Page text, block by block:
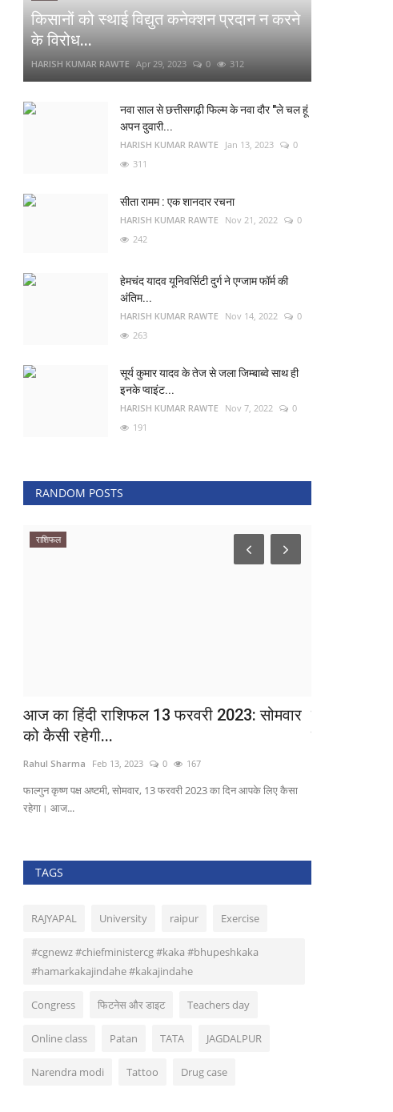
किसानों को स्थाई विद्युत कनेक्शन प्रदान न करने
के विरोध...
HARISH KUMAR RAWTE Apr 29, 2023 0 312
नवा साल से छत्तीसगढ़ी फिल्म के नवा दौर "ले चल हूं
अपन दुवारी...
HARISH KUMAR RAWTE Jan 13, 2023
0
311
सीता रामम : एक शानदार रचना
HARISH KUMAR RAWTE Nov 21, 2022
0
242
हेमचंद यादव यूनिवर्सिटी दुर्ग ने एग्जाम फॉर्म की
अंतिम...
HARISH KUMAR RAWTE Nov 14, 2022
0
263
सूर्य कुमार यादव के तेज से जला जिम्बाब्वे साथ ही
इनके प्वाइंट...
HARISH KUMAR RAWTE Nov 7, 2022
0
191
RANDOM POSTS
राशिफल
आज का हिंदी राशिफल 13 फरवरी 2023: सोमवार
को कैसी रहेगी...
Rahul Sharma Feb 13, 2023 0 167
फाल्गुन कृष्ण पक्ष अष्टमी, सोमवार, 13 फरवरी 2023 का दिन आपके लिए कैसा
रहेगा। आज...
TAGS
RAJYAPAL University raipur Exercise
#cgnewz #chiefministercg #kaka #bhupeshkaka
#hamarkakajindahe #kakajindahe
Congress फिटनेस और डाइट Teachers day
Online class Patan TATA JAGDALPUR
Narendra modi Tattoo Drug case